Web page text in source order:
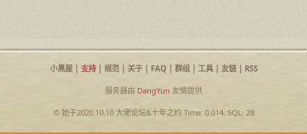
小黑屋| 支持| 规范| 关于| FAQ| 群组| 工具| 友链| RSS
服务器由 DangYun 友情提供
© 始于2020.10.10 大佬论坛&十年之约Time: 0.014, SQL: 28